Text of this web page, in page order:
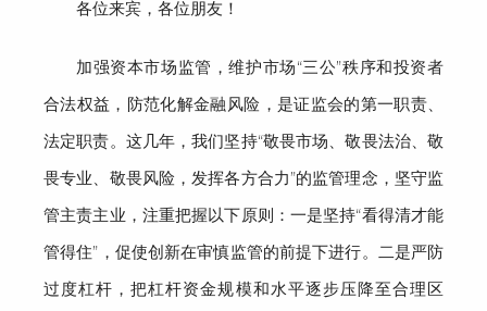
各位来宾，各位朋友！
加强资本市场监管 ，维护市场 “三公”秩序和投资者
合法权益，防范化解金融风险，是证监会的第一职责、
法定职责。这几年，我们坚持“敬畏市场、敬畏法治、敬
畏专业、敬畏风险，发挥各方合力”的监管理念，坚守监
管主责主业， 注重把握以下原则： 一是坚持“看得清才能
管得住” ，促使创新在审慎监管的前提下进行。 二是严防
过度杠杆，把杠杆资金规模和水平逐步压 降至 合理区